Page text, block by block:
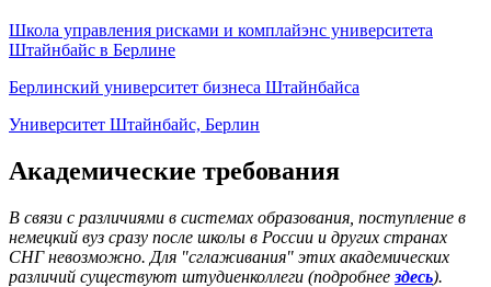
Школа управления рисками и комплайэнс университета
Штайнбайс в Берлине
Берлинский университет бизнеса Штайнбайса
Университет Штайнбайс, Берлин
Академические требования
В связи с различиями в системах образования, поступление в
немецкий вуз сразу после школы в России и других странах
СНГ невозможно. Для "сглаживания" этих академических
различий существуют штудиенколлеги (подробнее здесь).